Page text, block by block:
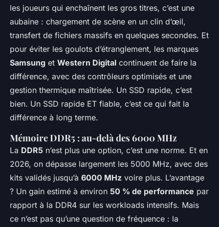
les joueurs qui enchaînent les gros titres, c’est une
aubaine : chargement de scène en un clin d’œil,
transfert de fichiers massifs en quelques secondes. Et
pour éviter les goulots d’étranglement, les marques
Samsung et Western Digital continuent de faire la
différence, avec des contrôleurs optimisés et une
gestion thermique maîtrisée. Un SSD rapide, c’est
bien. Un SSD rapide ET fiable, c’est ce qui fait la
différence à long terme.
Mémoire DDR5 : au-delà des 6000 MHz
La DDR5 n’est plus une option, c’est une norme. Et en
2026, on dépasse largement les 5000 MHz, avec des
kits validés jusqu’à 6000 MHz voire plus. L’avantage
? Un gain estimé à environ 50 % de performance par
rapport à la DDR4 sur les workloads intensifs. Mais
ce n’est pas qu’une question de fréquence : la